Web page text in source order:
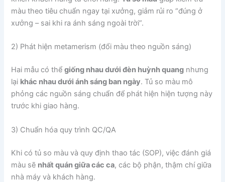
màu theo tiêu chuẩn ngay tại xưởng, giảm rủi ro “đúng ở
xưởng – sai khi ra ánh sáng ngoài trời”.
2) Phát hiện metamerism (đổi màu theo nguồn sáng)
Hai mẫu có thểgiống nhau dưới đèn huỳnh quang nhưng
lại khác nhau dưới ánh sáng ban ngày. Tủ so màu mô
phỏng các nguồn sáng chuẩn để phát hiện hiện tượng này
trước khi giao hàng.
3) Chuẩn hóa quy trình QC/QA
Khi có tủ so màu và quy định thao tác (SOP), việc đánh giá
màu sẽ nhất quán giữa các ca, các bộ phận, thậm chí giữa
nhà máy và khách hàng.